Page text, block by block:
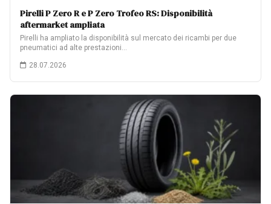
Pirelli P Zero R e P Zero Trofeo RS: Disponibilità
aftermarket ampliata
Pirelli ha ampliato la disponibilità sul mercato dei ricambi per due
pneumatici ad alte prestazioni…
28.07.2026